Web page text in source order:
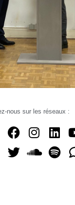
nous sur les réseaux :